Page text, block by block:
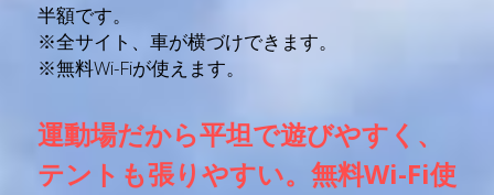
半額です。
※全サイト、車が横づけできます。
※無料Wi-Fiが使えます。
運動場だから平坦で遊びやすく、
テントも張りやすい。無料Wi-Fi使